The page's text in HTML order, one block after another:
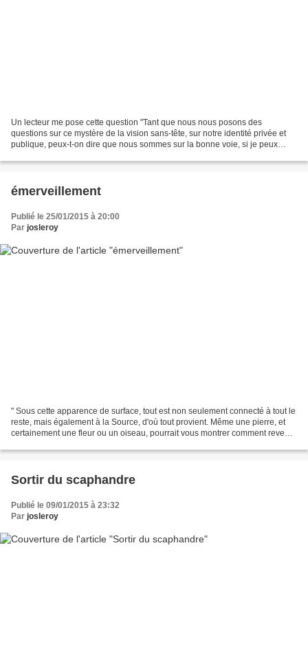
Un lecteur me pose cette question "Tant que nous nous posons des
questions sur ce mystère de la vision sans-tête, sur notre identité privée et
publique, peux-t-on dire que nous sommes sur la bonne voie, si je peux
émerveillement
Publié le 25/01/2015 à 20:00
Par josleroy
" Sous cette apparence de surface, tout est non seulement connecté à tout le
reste, mais également à la Source, d'où tout provient. Même une pierre, et
certainement une fleur ou un oiseau, pourrait vous montrer comment revenir
Sortir du scaphandre
Publié le 09/01/2015 à 23:32
Par josleroy